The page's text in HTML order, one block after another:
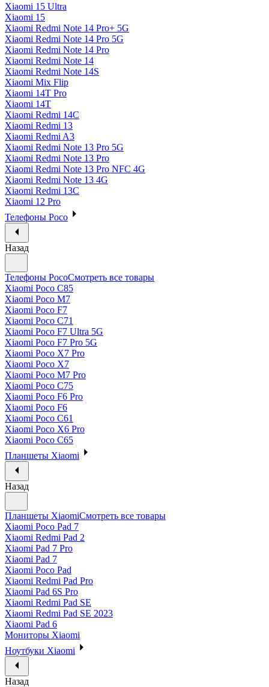
Xiaomi 15 Ultra
Xiaomi 15
Xiaomi Redmi Note 14 Pro+ 5G
Xiaomi Redmi Note 14 Pro 5G
Xiaomi Redmi Note 14 Pro
Xiaomi Redmi Note 14
Xiaomi Redmi Note 14S
Xiaomi Mix Flip
Xiaomi 14T Pro
Xiaomi 14T
Xiaomi Redmi 14C
Xiaomi Redmi 13
Xiaomi Redmi A3
Xiaomi Redmi Note 13 Pro 5G
Xiaomi Redmi Note 13 Pro
Xiaomi Redmi Note 13 Pro NFC 4G
Xiaomi Redmi Note 13 4G
Xiaomi Redmi 13C
Xiaomi 12 Pro
Телефоны Poco
Назад
Телефоны PocoСмотреть все товары
Xiaomi Poco C85
Xiaomi Poco M7
Xiaomi Poco F7
Xiaomi Poco C71
Xiaomi Poco F7 Ultra 5G
Xiaomi Poco F7 Pro 5G
Xiaomi Poco X7 Pro
Xiaomi Poco X7
Xiaomi Poco M7 Pro
Xiaomi Poco C75
Xiaomi Poco F6 Pro
Xiaomi Poco F6
Xiaomi Poco C61
Xiaomi Poco X6 Pro
Xiaomi Poco C65
Планшеты Xiaomi
Назад
Планшеты XiaomiСмотреть все товары
Xiaomi Poco Pad 7
Xiaomi Redmi Pad 2
Xiaomi Pad 7 Pro
Xiaomi Pad 7
Xiaomi Poco Pad
Xiaomi Redmi Pad Pro
Xiaomi Pad 6S Pro
Xiaomi Redmi Pad SE
Xiaomi Redmi Pad SE 2023
Xiaomi Pad 6
Мониторы Xiaomi
Ноутбуки Xiaomi
Назад